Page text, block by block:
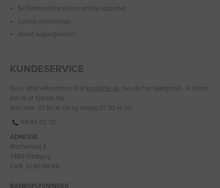
Se Fødevarestyrelsens smiley-rapporter
Cookie-indstillinger
Glemt adgangskode?
KUNDESERVICE
Du er altid velkommen til at kontakte os, hvis du har spørgsmål - vi sidder
klar til at hjælpe dig.
Man-tors: 07.30-16.00 og fredag 07.30-14.00.
99 92 02 33
ADRESSE
Blüchersvej 3
7480 Vildbjerg
CVR: 21 90 66 89
BANKOPLYSNINGER